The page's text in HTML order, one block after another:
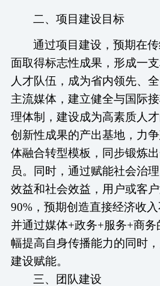
二、项目建设目标
通过项目建设，预期在
面取得标志性成果，形成一
人才队伍，成为省内领先、
主流媒体，建立健全与国际
理体制，建设成为高素质人
创新性成果的产出基地，力
体融合转型模板，同步锻炼
员。同时，通过赋能社会治
效益和社会效益，用户或客
90%，预期创造直接经济收入
并通过媒体+政务+服务+商
幅提高自身传播能力的同时
建设赋能。
三、团队建设